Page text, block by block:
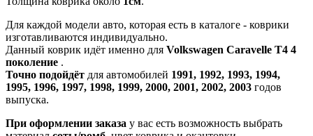
Для каждой модели авто, которая есть в каталоге - коврики
изготавливаются индивидуально.
Данный коврик идёт именно для Volkswagen Caravelle T4 4
поколение .
Точно подойдёт для автомобилей 1991, 1992, 1993, 1994,
1995, 1996, 1997, 1998, 1999, 2000, 2001, 2002, 2003 годов
выпуска.
При оформлении заказа у вас есть возможность выбрать